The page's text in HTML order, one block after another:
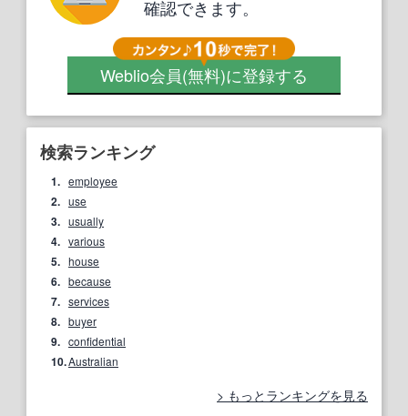
確認できます。
Weblio会員(無料)に登録する
検索ランキング
1. employee
2. use
3. usually
4. various
5. house
6. because
7. services
8. buyer
9. confidential
10.Australian
もっとランキングを見る